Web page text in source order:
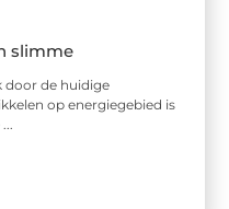
slimme
door de huidige
op energiegebied is